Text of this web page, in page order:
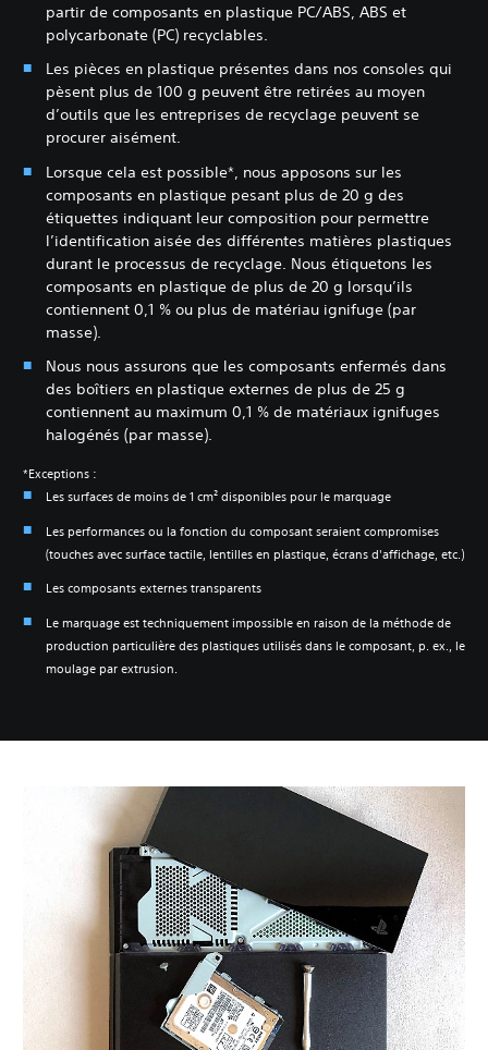
partir de composants en plastique PC/ABS, ABS et
polycarbonate (PC) recyclables.
Les pièces en plastique présentes dans nos consoles qui
pèsent plus de 100 g peuvent être retirées au moyen
d’outils que les entreprises de recyclage peuvent se
procurer aisément.
Lorsque cela est possible*, nous apposons sur les
composants en plastique pesant plus de 20 g des
étiquettes indiquant leur composition pour permettre
l’identification aisée des différentes matières plastiques
durant le processus de recyclage. Nous étiquetons les
composants en plastique de plus de 20 g lorsqu’ils
contiennent 0,1 % ou plus de matériau ignifuge (par
masse).
Nous nous assurons que les composants enfermés dans
des boîtiers en plastique externes de plus de 25 g
contiennent au maximum 0,1 % de matériaux ignifuges
halogénés (par masse).
*Exceptions :
Les surfaces de moins de 1 cm² disponibles pour le marquage
Les performances ou la fonction du composant seraient compromises
(touches avec surface tactile, lentilles en plastique, écrans d'affichage, etc.)
Les composants externes transparents
Le marquage est techniquement impossible en raison de la méthode de
production particulière des plastiques utilisés dans le composant, p. ex., le
moulage par extrusion.